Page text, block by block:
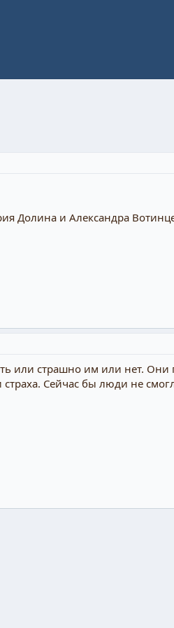
Долина и Александра
страшно им или нет. Они
Сейчас бы люди не